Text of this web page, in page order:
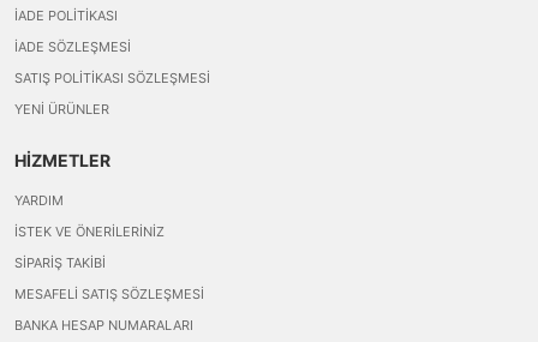
İADE POLITIKASI
İADE SÖZLEŞMESI
SATIŞ POLITIKASI SÖZLEŞMESI
YENI ÜRÜNLER
HİZMETLER
YARDIM
İSTEK VE ÖNERILERINIZ
SIPARIŞ TAKIBI
MESAFELI SATIŞ SÖZLEŞMESI
BANKA HESAP NUMARALARI